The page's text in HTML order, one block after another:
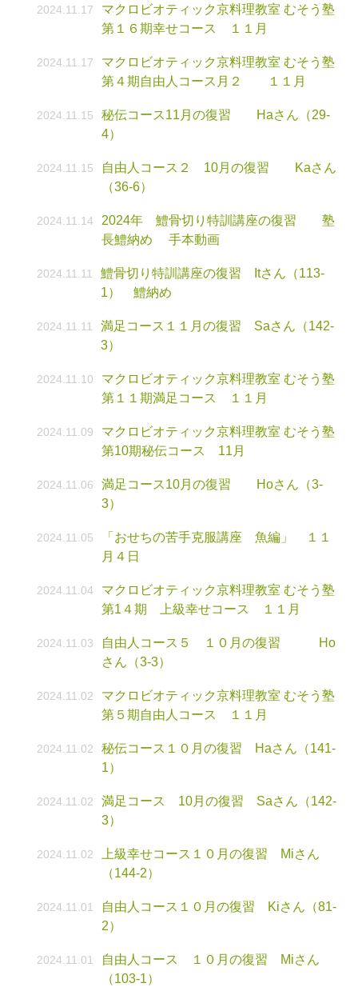
2024.11.17
マクロビオティック京料理教室 むそう塾
第１６期幸せコース １１月
2024.11.17
マクロビオティック京料理教室 むそう塾
第４期自由人コース月２ １１月
2024.11.15
秘伝コース11月の復習 Haさん（29-
4）
2024.11.15
自由人コース２ 10月の復習 Kaさん
（36-6）
2024.11.14
2024年 鱧骨切り特訓講座の復習 塾
長鱧納め 手本動画
2024.11.11
鱧骨切り特訓講座の復習 Itさん（113-
1） 鱧納め
2024.11.11
満足コース１１月の復習 Saさん（142-
3）
2024.11.10
マクロビオティック京料理教室 むそう塾
第１１期満足コース １１月
2024.11.09
マクロビオティック京料理教室 むそう塾
第10期秘伝コース 11月
2024.11.06
満足コース10月の復習 Hoさん（3-
3）
2024.11.05
「おせちの苦手克服講座 魚編」 １１
月４日
2024.11.04
マクロビオティック京料理教室 むそう塾
第1４期 上級幸せコース １１月
2024.11.03
自由人コース５ １０月の復習 Ho
さん（3-3）
2024.11.02
マクロビオティック京料理教室 むそう塾
第５期自由人コース １１月
2024.11.02
秘伝コース１０月の復習 Haさん（141-
1）
2024.11.02
満足コース 10月の復習 Saさん（142-
3）
2024.11.02
上級幸せコース１０月の復習 Miさん
（144-2）
2024.11.01
自由人コース１０月の復習 Kiさん（81-
2）
2024.11.01
自由人コース １０月の復習 Miさん
（103-1）